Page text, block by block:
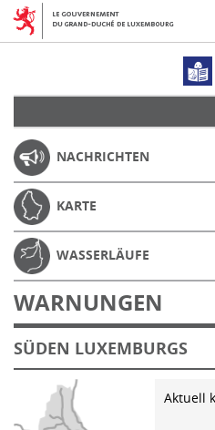
NACHRICHTEN
KARTE
WASSERLÄUFE
WARNUNGEN
SÜDEN LUXEMBURGS
Aktuell